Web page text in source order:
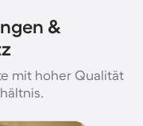
&
mit hoher Qualität